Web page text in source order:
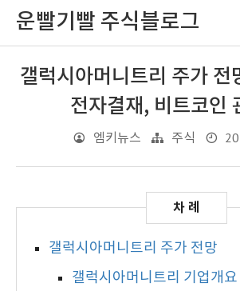
운빨기빨 주식블로그
갤럭시아머니트리 주가 전
전자결재, 비트코인
엠키뉴스 주식
갤럭시아머니트리 주가 전망
갤럭시아머니트리 기업개요